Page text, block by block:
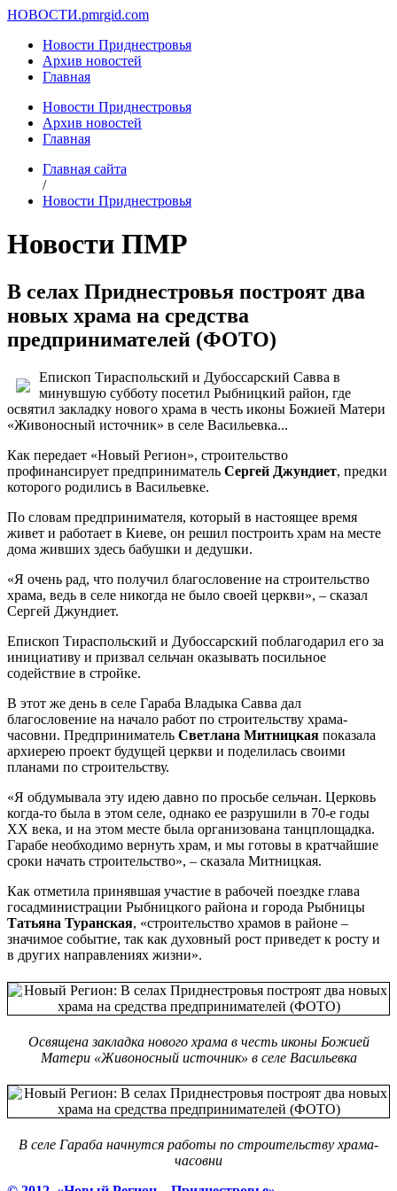
НОВОСТИ.pmrgid.com
Новости Приднестровья
Архив новостей
Главная
Новости Приднестровья
Архив новостей
Главная
Главная сайта
/
Новости Приднестровья
Новости ПМР
В селах Приднестровья построят два
новых храма на средства
предпринимателей (ФОТО)
Епископ Тираспольский и Дубоссарский Савва в
минувшую субботу посетил Рыбницкий район, где
освятил закладку нового храма в честь иконы Божией Матери
«Живоносный источник» в селе Васильевка...
Как передает «Новый Регион», строительство
профинансирует предприниматель Сергей Джундиет, предки
которого родились в Васильевке.
По словам предпринимателя, который в настоящее время
живет и работает в Киеве, он решил построить храм на месте
дома живших здесь бабушки и дедушки.
«Я очень рад, что получил благословение на строительство
храма, ведь в селе никогда не было своей церкви», – сказал
Сергей Джундиет.
Епископ Тираспольский и Дубоссарский поблагодарил его за
инициативу и призвал сельчан оказывать посильное
содействие в стройке.
В этот же день в селе Гараба Владыка Савва дал
благословение на начало работ по строительству храма-
часовни. Предприниматель Светлана Митницкая показала
архиерею проект будущей церкви и поделилась своими
планами по строительству.
«Я обдумывала эту идею давно по просьбе сельчан. Церковь
когда-то была в этом селе, однако ее разрушили в 70-е годы
XX века, и на этом месте была организована танцплощадка.
Гарабе необходимо вернуть храм, и мы готовы в кратчайшие
сроки начать строительство», – сказала Митницкая.
Как отметила принявшая участие в рабочей поездке глава
госадминистрации Рыбницкого района и города Рыбницы
Татьяна Туранская, «строительство храмов в районе –
значимое событие, так как духовный рост приведет к росту и
в других направлениях жизни».
Освящена закладка нового храма в честь иконы Божией
Матери «Живоносный источник» в селе Васильевка
В селе Гараба начнутся работы по строительству храма-
часовни